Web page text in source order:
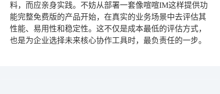
料，而应亲身实践。不妨从部署一套像喧喧IM这样提供功
能完整免费版的产品开始，在真实的业务场景中去评估其
性能、易用性和稳定性。这不仅是成本最低的评估方式，
也是为企业选择未来核心协作工具时，最负责任的一步。